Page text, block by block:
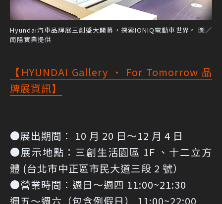
Hyundai汽車品牌展三創盛大開幕，探索IONIQ電動車世界。 圖／
南陽實業提供
【HYUNDAI Gallery · For Tomorrow 品
牌展資訊】
●展出期間： 10 月 20 日～12 月 4 日
●展示地點：三創生活園區 1F 、十二立方
體 (台北市中正區市民大道三段 2 號）
●營業時間：週日～週四 11:00~21:30
週五～週六（包含例假日） 11:00~22:00